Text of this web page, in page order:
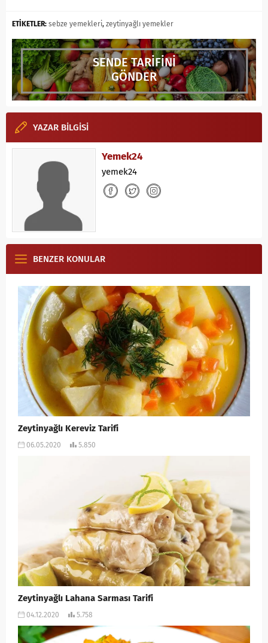
ETİKETLER: sebze yemekleri, zeytinyağlı yemekler
SENDE TARİFİNİ
GÖNDER
YAZAR BİLGİSİ
Yemek24
yemek24
BENZER KONULAR
Zeytinyağlı Kereviz Tarifi
06.05.2020 5.850
Zeytinyağlı Lahana Sarması Tarifi
04.12.2020 5.758